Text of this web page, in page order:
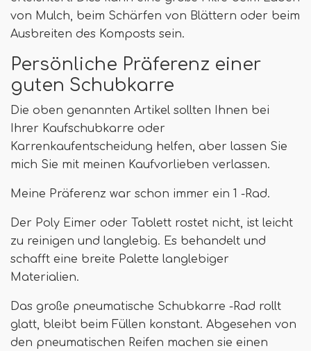
von Mulch, beim Schärfen von Blättern oder beim
Ausbreiten des Komposts sein.
Persönliche Präferenz einer
guten Schubkarre
Die oben genannten Artikel sollten Ihnen bei
Ihrer Kaufschubkarre oder
Karrenkaufentscheidung helfen, aber lassen Sie
mich Sie mit meinen Kaufvorlieben verlassen.
Meine Präferenz war schon immer ein 1 -Rad.
Der Poly Eimer oder Tablett rostet nicht, ist leicht
zu reinigen und langlebig. Es behandelt und
schafft eine breite Palette langlebiger
Materialien.
Das große pneumatische Schubkarre -Rad rollt
glatt, bleibt beim Füllen konstant. Abgesehen von
den pneumatischen Reifen machen sie einen